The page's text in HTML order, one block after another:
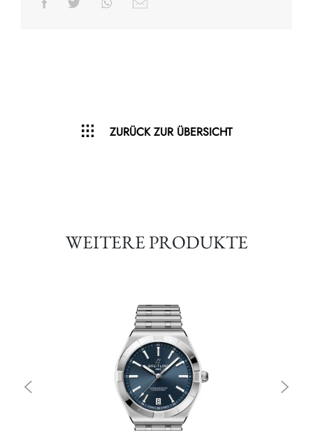
ZURÜCK ZUR ÜBERSICHT
WEITERE PRODUKTE